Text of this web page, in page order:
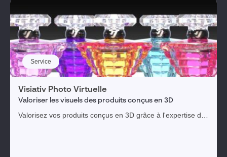
Service
Visiativ Photo Virtuelle
Valoriser les visuels des produits conçus en 3D
Valorisez vos produits conçus en 3D grâce à l'expertise de